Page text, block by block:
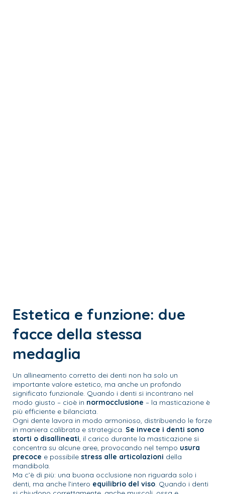
Estetica e funzione: due
facce della stessa
medaglia
Un allineamento corretto dei denti non ha solo un
importante valore estetico, ma anche un profondo
significato funzionale. Quando i denti si incontrano nel
modo giusto – cioè in normocclusione – la masticazione è
più efficiente e bilanciata.
Ogni dente lavora in modo armonioso, distribuendo le forze
in maniera calibrata e strategica. Se invece i denti sono
storti o disallineati, il carico durante la masticazione si
concentra su alcune aree, provocando nel tempo usura
precoce e possibile stress alle articolazioni della
mandibola.
Ma c’è di più: una buona occlusione non riguarda solo i
denti, ma anche l’intero equilibrio del viso. Quando i denti